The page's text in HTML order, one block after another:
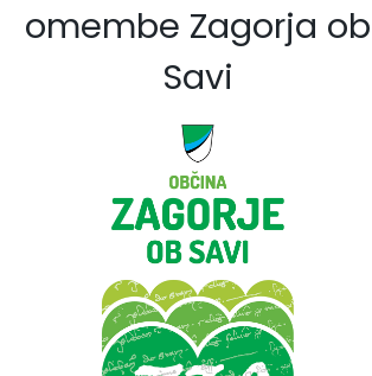
omembe Zagorja ob
Savi